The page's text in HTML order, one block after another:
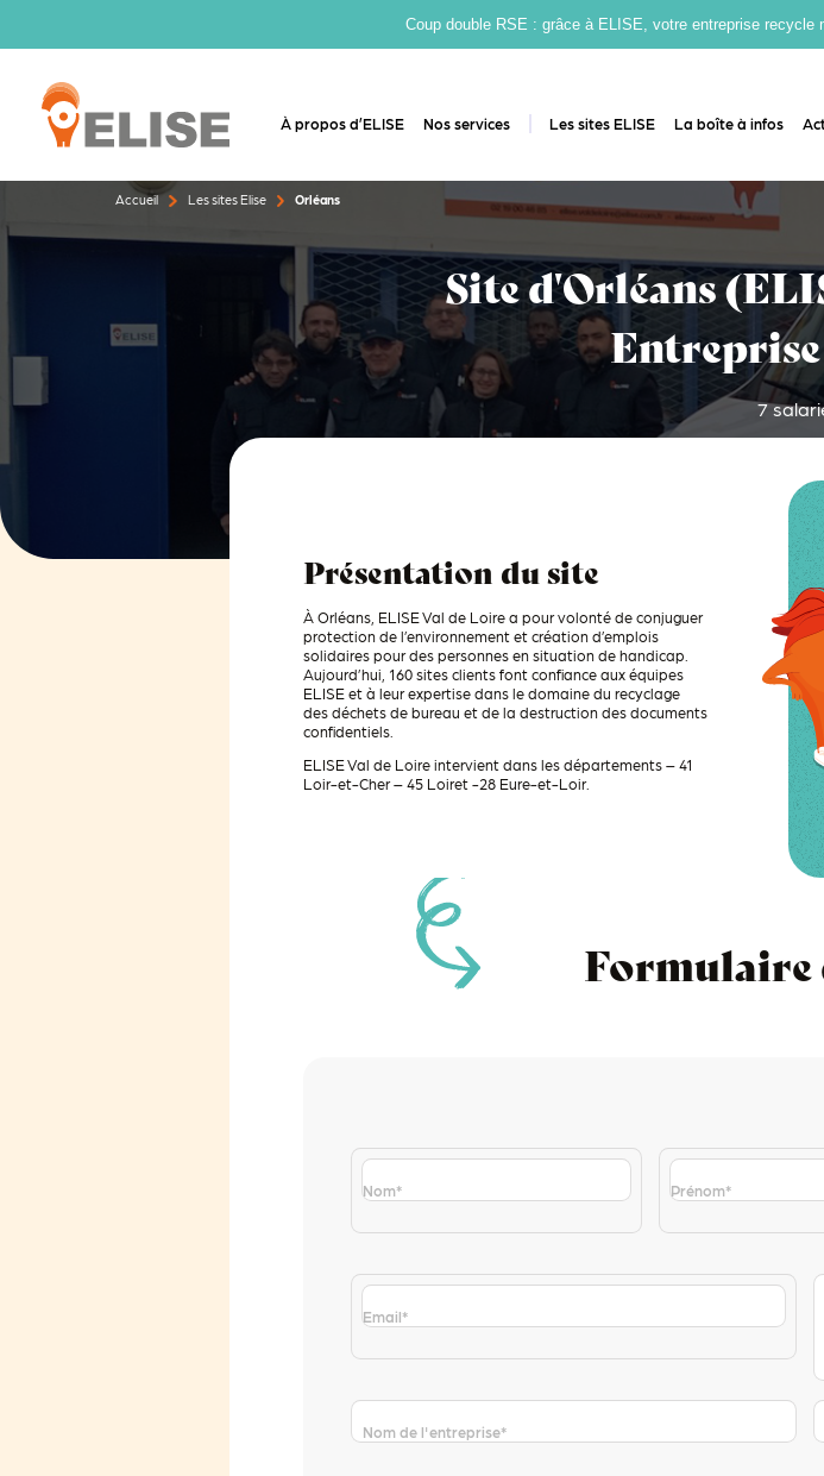
Coup double RSE : grâce à ELISE, votre entreprise recycle
À propos d’ELISE Nos services Les sites ELISE La boîte à infos
Accueil Les sites Elise Orléans
Site d'Orléans
7
Présentation du site
À Orléans, ELISE Val de Loire a pour volonté de conjuguer
protection de l’environnement et création d’emplois
solidaires pour des personnes en situation de handicap.
Aujourd’hui, 160 sites clients font confiance aux équipes
ELISE et à leur expertise dans le domaine du recyclage
des déchets de bureau et de la destruction des documents
confidentiels.
ELISE Val de Loire intervient dans les départements – 41
Loir-et-Cher – 45 Loiret -28 Eure-et-Loir.
Formulaire
Nom* Prénom*
Email*
Nom de l'entreprise*